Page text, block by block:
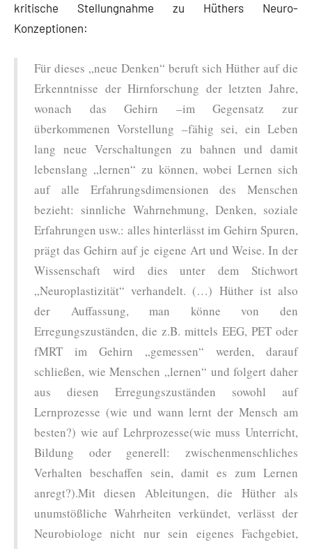
kritische Stellungnahme zu Hüthers Neuro-
Konzeptionen:
Für dieses „neue Denken“ beruft sich Hüther auf die
Erkenntnisse der Hirnforschung der letzten Jahre,
wonach das Gehirn –im Gegensatz zur
überkommenen Vorstellung –fähig sei, ein Leben
lang neue Verschaltungen zu bahnen und damit
lebenslang „lernen“ zu können, wobei Lernen sich
auf alle Erfahrungsdimensionen des Menschen
bezieht: sinnliche Wahrnehmung, Denken, soziale
Erfahrungen usw.: alles hinterlässt im Gehirn Spuren,
prägt das Gehirn auf je eigene Art und Weise. In der
Wissenschaft wird dies unter dem Stichwort
„Neuroplastizität“ verhandelt. (…) Hüther ist also
der Auffassung, man könne von den
Erregungszuständen, die z.B. mittels EEG, PET oder
fMRT im Gehirn „gemessen“ werden, darauf
schließen, wie Menschen „lernen“ und folgert daher
aus diesen Erregungszuständen sowohl auf
Lernprozesse (wie und wann lernt der Mensch am
besten?) wie auf Lehrprozesse(wie muss Unterricht,
Bildung oder generell: zwischenmenschliches
Verhalten beschaffen sein, damit es zum Lernen
anregt?).Mit diesen Ableitungen, die Hüther als
unumstößliche Wahrheiten verkündet, verlässt der
Neurobiologe nicht nur sein eigenes Fachgebiet,